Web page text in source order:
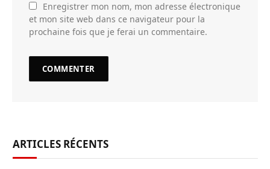
Enregistrer mon nom, mon adresse électronique
et mon site web dans ce navigateur pour la
prochaine fois que je ferai un commentaire.
ARTICLES RÉCENTS